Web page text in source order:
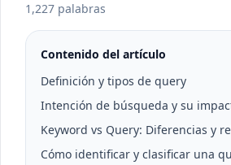
1,227 palabras
Contenido del artículo
Definición y tipos de query
Intención de búsqueda y su
Keyword vs Query: Diferencias y
Cómo identificar y clasificar una